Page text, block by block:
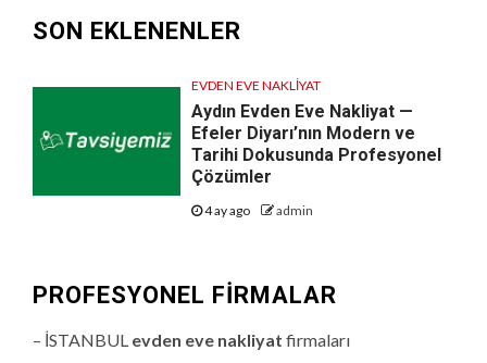
SON EKLENENLER
EVDEN EVE NAKLIYAT
Aydın Evden Eve Nakliyat —
Efeler Diyarı’nın Modern ve
Tarihi Dokusunda Profesyonel
Çözümler
4 ay ago admin
PROFESYONEL FIRMALAR
– İSTANBUL evden eve nakliyat firmaları